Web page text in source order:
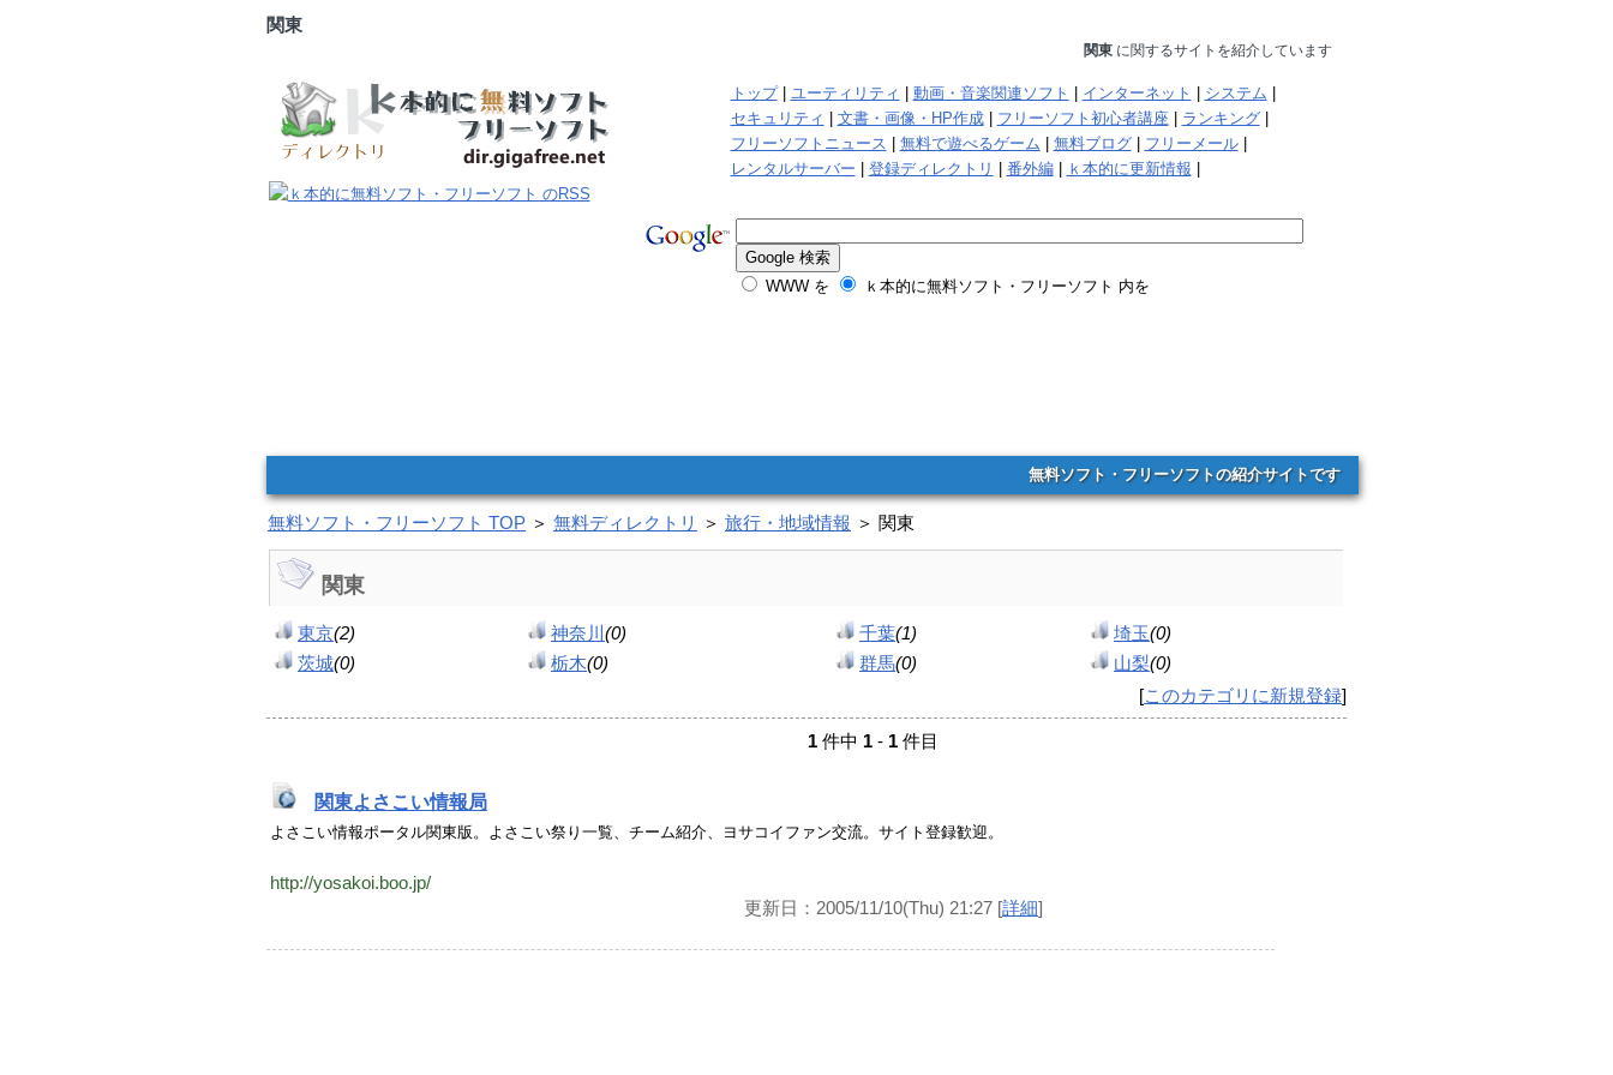
関東
関東 に関するサイトを紹介しています
トップ| ユーティリティ 動画・音楽関連ソフト インターネット システム
セキュリティ
文書・画像・HP作成| フリーソフト初心者講座| ランキング|
フリーソフトニュース
無料で遊べるゲーム 無料ブログ| フリーメール|
レンタルサーバー
登録ディレクトリ 番外編| ｋ本的に更新情報
WWW を ｋ本的に無料ソフト・フリーソフト 内を
無料ソフト・フリーソフトの紹介サイトです
無料ソフト・フリーソフト TOP ＞ 無料ディレクトリ ＞ 旅行・地域情報 ＞ 関東
関東
東京(2) 神奈川 (0) 千葉(1) 埼玉(0)
茨城(0) 栃木(0) 群馬(0) 山梨(0)
[このカテゴリに新規登録]
1 件中 1 - 1 件目
関東よさこい情報局
よさこい情報ポータル関東版。よさこい祭り一覧、チーム紹介、ヨサコイファン交流。サイト登録歓迎。
http://yosakoi.boo.jp/
更新日：2005/11/10(Thu) 21:27 [詳細]